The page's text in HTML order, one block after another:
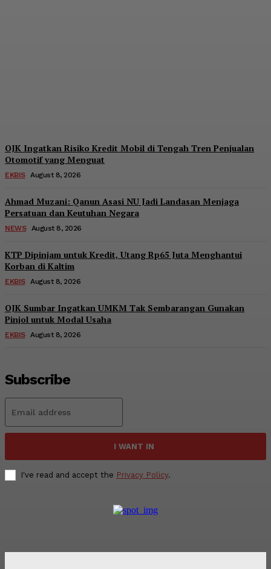
OJK Ingatkan Risiko Kredit Mobil di Tengah Tren Penjualan
Otomotif yang Menguat
EKBIS August 8, 2026
Ahmad Muzani: Qanun Asasi NU Jadi Landasan Menjaga
Persatuan dan Keutuhan Negara
NEWS August 8, 2026
KTP Dipinjam untuk Kredit, Utang Rp65 Juta Menghantui
Korban di Kaltim
EKBIS August 8, 2026
OJK Sumbar Ingatkan UMKM Tak Sembarangan Gunakan
Pinjol untuk Modal Usaha
EKBIS August 8, 2026
Subscribe
I WANT IN
I've read and accept the Privacy Policy.